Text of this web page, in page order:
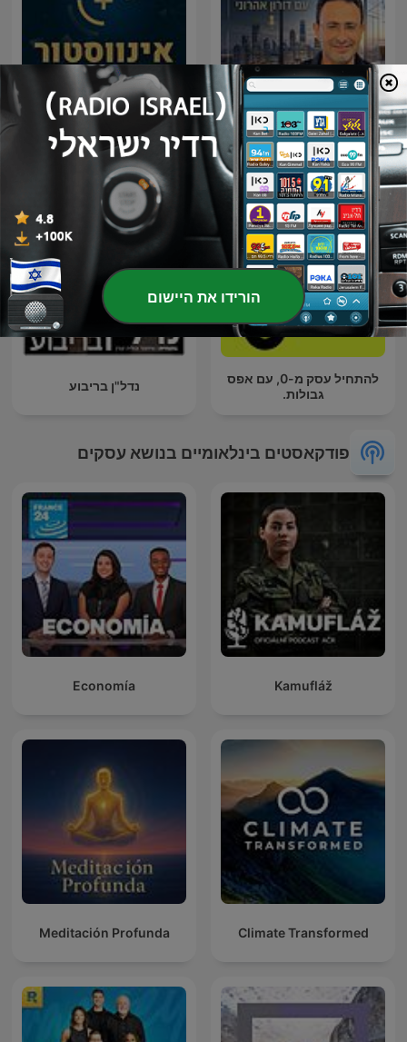
אסטרטגיות בנדל”ן עם דורון
אהרוני
אינווסטור 360 לייב
להתחיל עסק מ-0, עם אפס
גבולות.
נדל"ן בריבוע
פודקאסטים בינלאומיים בנושא עסקים
Kamufláž
Economía
Climate Transformed
Meditación Profunda
הורידו את היישום